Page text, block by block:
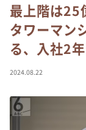
なるみ・岡
相席食堂
これ余談な
て真剣です
最上階は25
タワーマン
る、入社2
2024.08.22